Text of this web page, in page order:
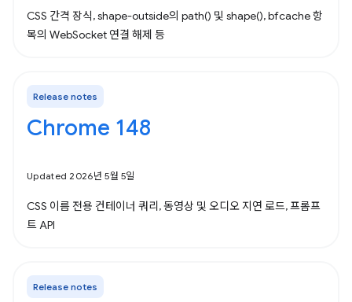
CSS 간격 장식, shape-outside의 path() 및 shape(), bfcache 항
목의 WebSocket 연결 해제 등
Release notes
Chrome 148
Updated 2026년 5월 5일
CSS 이름 전용 컨테이너 쿼리, 동영상 및 오디오 지연 로드, 프롬프
트 API
Release notes